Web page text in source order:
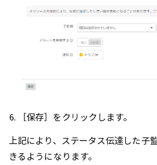
［保存］をクリックします。
上記により、ステータス伝達した子
きるようになります。